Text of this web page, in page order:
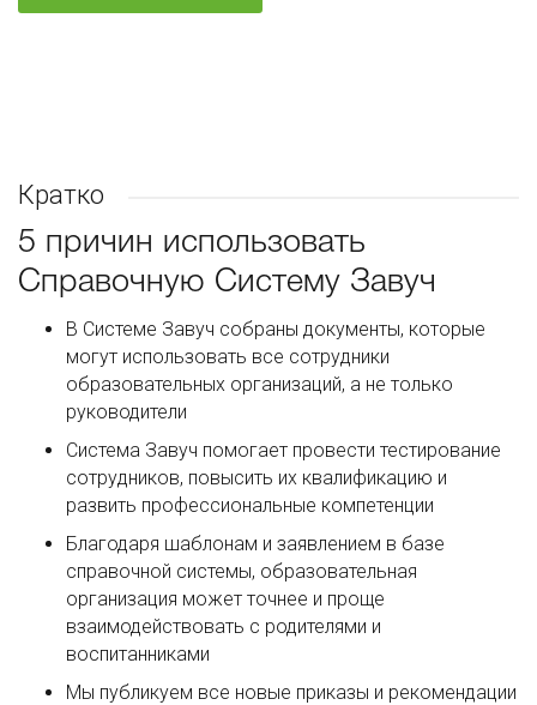
Кратко
5 причин использовать
Справочную Систему Завуч
В Системе Завуч собраны документы, которые
могут использовать все сотрудники
образовательных организаций, а не только
руководители
Система Завуч помогает провести тестирование
сотрудников, повысить их квалификацию и
развить профессиональные компетенции
Благодаря шаблонам и заявлением в базе
справочной системы, образовательная
организация может точнее и проще
взаимодействовать с родителями и
воспитанниками
Мы публикуем все новые приказы и рекомендации